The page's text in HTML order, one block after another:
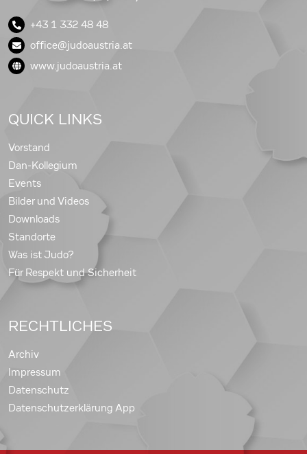
+43 1 332 48 48
office@judoaustria.at
www.judoaustria.at
QUICK LINKS
Vorstand
Dan-Kollegium
Events
Bilder und Videos
Downloads
Standorte
Was ist Judo?
Für Respekt und Sicherheit
RECHTLICHES
Archiv
Impressum
Datenschutz
Datenschutzerklärung App